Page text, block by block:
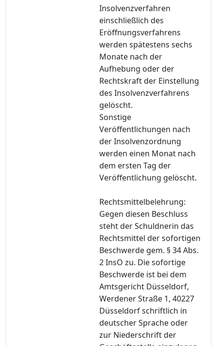
Insolvenzverfahren
einschließlich des
Eröffnungsverfahrens
werden spätestens sechs
Monate nach der
Aufhebung oder der
Rechtskraft der Einstellung
des Insolvenzverfahrens
gelöscht.
Sonstige
Veröffentlichungen nach
der Insolvenzordnung
werden einen Monat nach
dem ersten Tag der
Veröffentlichung gelöscht.
Rechtsmittelbelehrung:
Gegen diesen Beschluss
steht der Schuldnerin das
Rechtsmittel der sofortigen
Beschwerde gem. § 34 Abs.
2 InsO zu. Die sofortige
Beschwerde ist bei dem
Amtsgericht Düsseldorf,
Werdener Straße 1, 40227
Düsseldorf schriftlich in
deutscher Sprache oder
zur Niederschrift der